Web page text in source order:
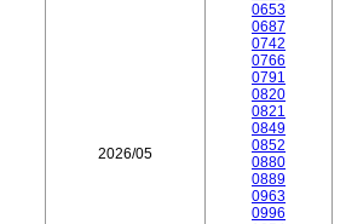
2026/05
0653
0687
0742
0766
0791
0820
0821
0849
0852
0880
0889
0963
0996